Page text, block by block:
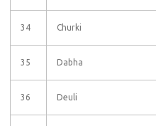
34 Churki
35 Dabha
36 Deuli